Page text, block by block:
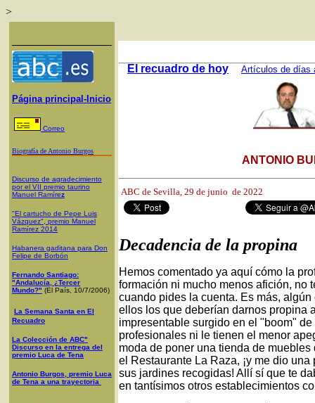
>
Página principal-Inicio
Correo
Biografía de Antonio Burgos
Discurso de agradecimiento
por el VII premio taurino
Manuel Ramírez
"El cartucho de Pepe Luis
Vázquez", premio Manuel
Ramírez 2014
Habanera gaditana para Don
Felipe de Borbón
Fernando Santiago:
"Andalucía, ¿Tercer
Mundo?" (El País, 10/7/2006)
La Semana Santa en El
Recuadro
La Colección de ABC"
Discurso en la entrega del
premio Luca de Tena
Antonio Burgos, premio Luca
de Tena a una trayectoria
El recuadro de hoy Artículos de días
ANTONIO
ABC de Sevilla, 29 de junio de 2022
Decadencia de la propina
Hemos comentado ya aquí cómo la
formación ni mucho menos afición, no
cuando pides la cuenta. Es más,
ellos los que deberían darnos propina
impresentable surgido en el "boom"
profesionales ni le tienen el menor
moda de poner una tienda de
el Restaurante La Raza, ¡y me dio
sus jardines recogidas! Allí sí que te
en tantísimos otros establecimientos